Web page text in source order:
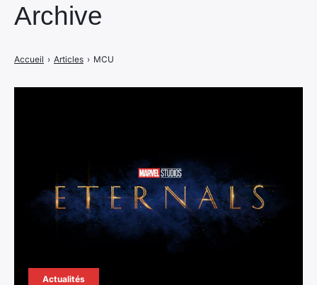
Archive
Accueil › Articles › MCU
Actualités